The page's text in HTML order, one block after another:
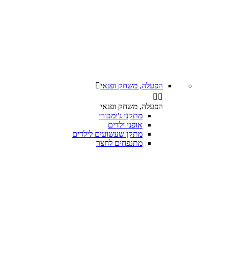
הפעלה, משחק ופנאי
 
הפעלה, משחק ופנאי
מתקני ג'ימבורי
אופני ילדים
מתקן שעשועים לילדים
מתנפחים לחצר